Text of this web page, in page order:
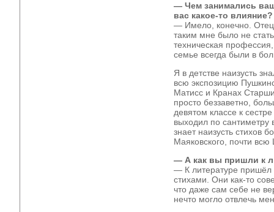
— Чем занимались
вас какое-то влияние?
— Имело, конечно.
таким мне было не
техническая
семье всегда были в
Я в детстве наизусть
всю экспозицию
Матисс и Кранах
просто беззаветно,
девятом классе к
выходил по сантиметру
знает наизусть стихов
Маяковского, почти всю
— А как вы пришли к
— К литературе пришёл
стихами. Они как-то
что даже сам себе не
нечто могло отвлечь